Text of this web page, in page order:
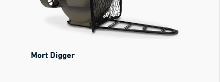
Mort Digger